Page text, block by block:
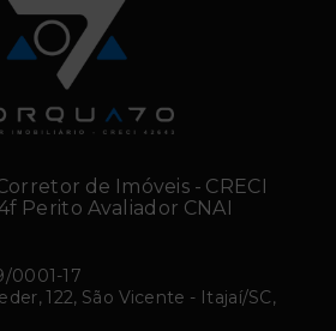
de Imóveis - CRECI
Perito Avaliador CNAI
0001-17
122, São Vicente - Itajaí/SC,